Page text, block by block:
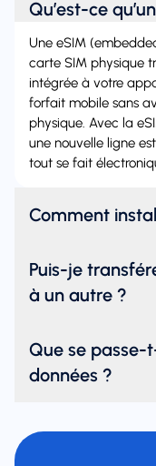
Qu’est-ce
Une eSIM
carte SIM physique
intégrée à votre
forfait mobile sans
physique. Avec la
une nouvelle ligne
tout se fait
Comment
Puis-je
à un autre ?
Que se passe-
données ?